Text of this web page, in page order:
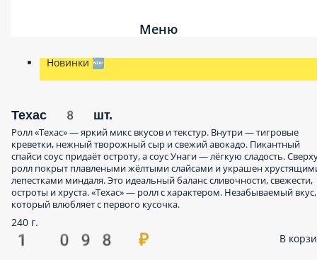
Меню
Новинки 🆕
Техас 8 шт.
Ролл «Техас» — яркий микс вкусов и текстур. Внутри — тигровые
креветки, нежный творожный сыр и свежий авокадо. Пикантный
спайси соус придаёт остроту, а соус Унаги — лёгкую сладость. Сверху
ролл покрыт плавлеными жёлтыми слайсами и украшен хрустящими
лепестками миндаля. Это идеальный баланс сливочности, свежести,
остроты и хруста. «Техас» — ролл с характером. Незабываемый вкус,
который влюбляет с первого кусочка.
240 г.
1 098 ₽ В корзину